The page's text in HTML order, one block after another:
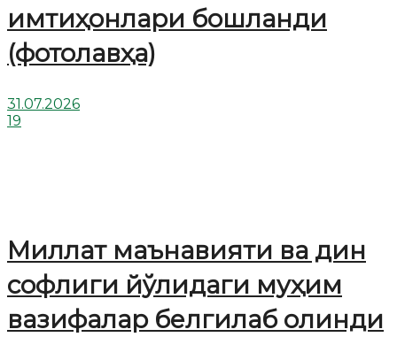
имтиҳонлари бошланди
(фотолавҳа)
31.07.2026
19
Миллат маънавияти ва дин
софлиги йўлидаги муҳим
вазифалар белгилаб олинди